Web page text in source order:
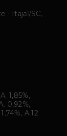
- Itajaí/SC,
1,85%,
0,92%,
A.12